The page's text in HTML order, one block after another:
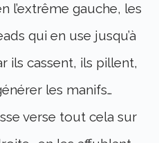
l’extrême gauche, les
qui en use jusqu’à
ils cassent, ils pillent,
les manifs…
verse tout cela sur